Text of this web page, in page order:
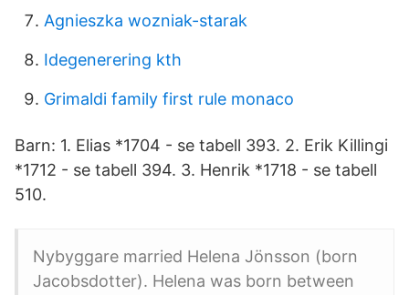
Agnieszka wozniak-starak
Idegenerering kth
Grimaldi family first rule monaco
Barn: 1. Elias *1704 - se tabell 393. 2. Erik Killingi
*1712 - se tabell 394. 3. Henrik *1718 - se tabell
510.
Nybyggare married Helena Jönsson (born
Jacobsdotter). Helena was born between